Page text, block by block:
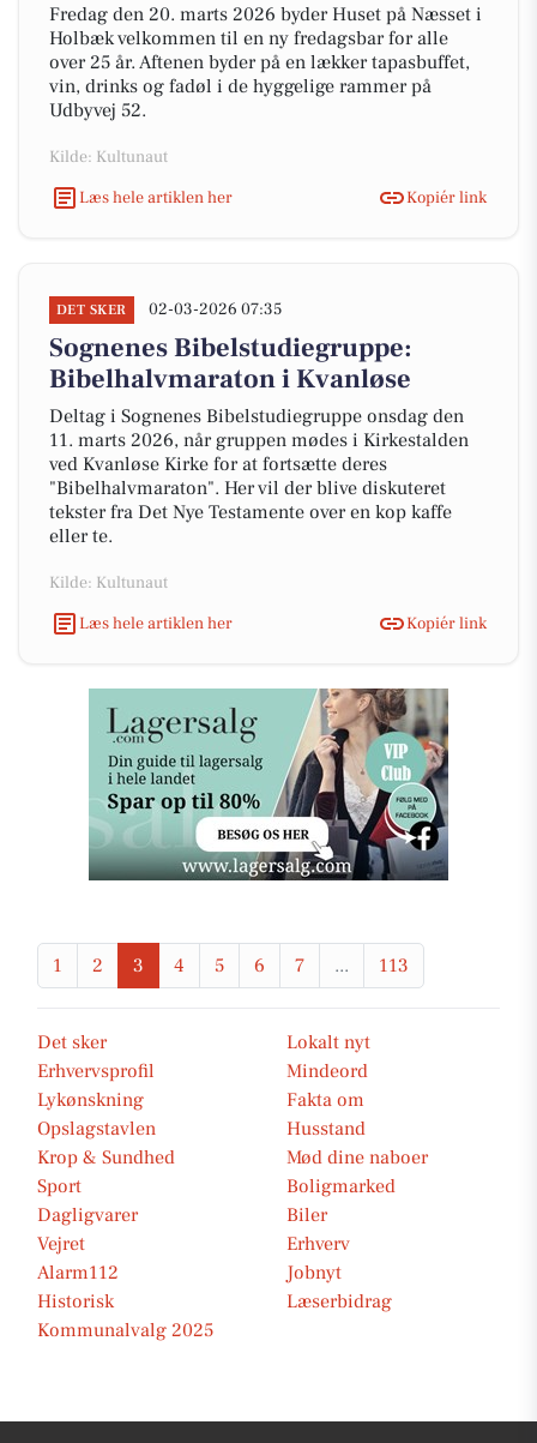
Fredag den 20. marts 2026 byder Huset på Næsset i
Holbæk velkommen til en ny fredagsbar for alle
over 25 år. Aftenen byder på en lækker tapasbuffet,
vin, drinks og fadøl i de hyggelige rammer på
Udbyvej 52.
Kilde: Kultunaut
Læs hele artiklen her
Kopiér link
DET SKER 02-03-2026 07:35
Sognenes Bibelstudiegruppe:
Bibelhalvmaraton i Kvanløse
Deltag i Sognenes Bibelstudiegruppe onsdag den
11. marts 2026, når gruppen mødes i Kirkestalden
ved Kvanløse Kirke for at fortsætte deres
"Bibelhalvmaraton". Her vil der blive diskuteret
tekster fra Det Nye Testamente over en kop kaffe
eller te.
Kilde: Kultunaut
Læs hele artiklen her
Kopiér link
1 2 3 4 5 6 7 ... 113
Det sker
Lokalt nyt
Erhvervsprofil
Mindeord
Lykønskning
Fakta om
Opslagstavlen
Husstand
Krop & Sundhed
Mød dine naboer
Sport
Boligmarked
Dagligvarer
Biler
Vejret
Erhverv
Alarm112
Jobnyt
Historisk
Læserbidrag
Kommunalvalg 2025